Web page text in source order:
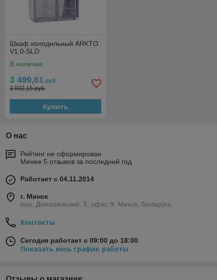
Шкаф холодильный ARKTO
V1.0-SLD
В наличии
3 499,61 руб.
3 932,15 руб.
Купить
О нас
Рейтинг не сформирован
Менее 5 отзывов за последний год
Работает с 04.11.2014
г. Минск
пер. Домашевский, 9, офис 9, Минск, Беларусь
Контакты
Сегодня работает с 09:00 до 18:00
Показать весь график работы